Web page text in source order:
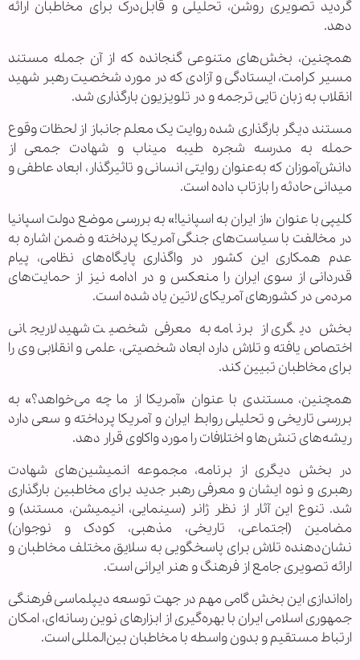
گردید تصویری روشن، تحلیلی و قابل‌درک برای مخاطبان ارائه
دهد.
همچنین، بخش‌های متنوعی گنجانده که از آن جمله مستند
مسیر کرامت، ایستادگی و آزادی که در مورد شخصیت رهبر شهید
انقلاب به زبان تایی ترجمه و در تلویزیون بارگذاری شد.
مستند دیگر بارگذاری شده روایت یک معلم جانباز از لحظات وقوع
حمله به مدرسه شجره طیبه میناب و شهادت جمعی از
دانش‌آموزان که به‌عنوان روایتی انسانی و تاثیرگذار، ابعاد عاطفی و
میدانی حادثه را بازتاب داده است.
کلیپی با عنوان «از ایران به اسپانیا!» به بررسی موضع دولت اسپانیا
در مخالفت با سیاست‌های جنگی آمریکا پرداخته و ضمن اشاره به
عدم همکاری این کشور در واگذاری پایگاه‌های نظامی، پیام
قدردانی از سوی ایران را منعکس و در ادامه نیز از حمایت‌های
مردمی در کشورهای آمریکای لاتین یاد شده است.
بخش دیگری از برنامه به معرفی شخصیت شهید لاریجانی
اختصاص یافته و تلاش دارد ابعاد شخصیتی، علمی و انقلابی وی را
برای مخاطبان تبیین کند.
همچنین، مستندی با عنوان «آمریکا از ما چه می‌خواهد؟» به
بررسی تاریخی و تحلیلی روابط ایران و آمریکا پرداخته و سعی دارد
ریشه‌های تنش‌ها و اختلافات را مورد واکاوی قرار دهد.
در بخش دیگری از برنامه، مجموعه انمیشین‌های شهادت
رهبری و نوه ایشان و معرفی رهبر جدید برای مخاطبین بارگذاری
شد. تنوع این آثار از نظر ژانر (سینمایی، انیمیشن، مستند) و
مضامین (اجتماعی، تاریخی، مذهبی، کودک و نوجوان)
نشان‌دهنده تلاش برای پاسخگویی به سلایق مختلف مخاطبان و
ارائه تصویری جامع از فرهنگ و هنر ایرانی است.
راه‌اندازی این بخش گامی مهم در جهت توسعه دیپلماسی فرهنگی
جمهوری اسلامی ایران با بهره‌گیری از ابزارهای نوین رسانه‌ای، امکان
ارتباط مستقیم و بدون واسطه با مخاطبان بین‌المللی است.